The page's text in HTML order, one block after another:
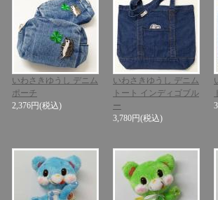
いわさきゆうし デニム
ポーチ
2,376円(税込)
いわさきゆうし デニム
トート インディゴブル
ー
3,780円(税込)